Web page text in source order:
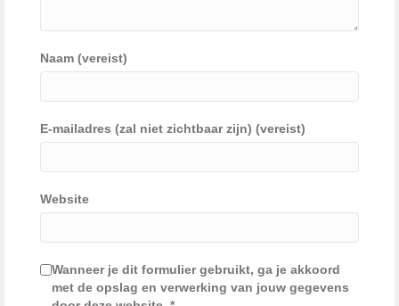
Naam (vereist)
E-mailadres (zal niet zichtbaar zijn) (vereist)
Website
Wanneer je dit formulier gebruikt, ga je akkoord
met de opslag en verwerking van jouw gegevens